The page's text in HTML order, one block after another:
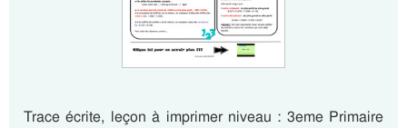
Trace écrite, leçon à imprimer niveau : 3eme Primaire